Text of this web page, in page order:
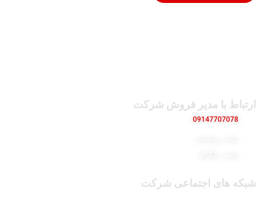
ارتباط با مدیر فروش شرکت
09147707078
شبکه های اجتماعی شرکت